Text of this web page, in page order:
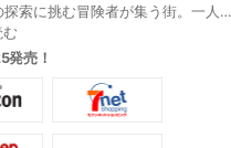
索に挑む冒険者が集う街。一人の
少年ベル・クラネルは、この街で
スティアと出会った。ベルは、挫
り越え、真の英雄を目指す──。
900万部突破の超人気ライトノベ
コミカライズ!!
発売！